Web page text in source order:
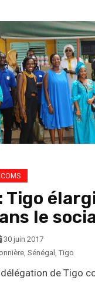
Tigo
le
30 juin 2017
, Sénégal , Tigo
de Tigo